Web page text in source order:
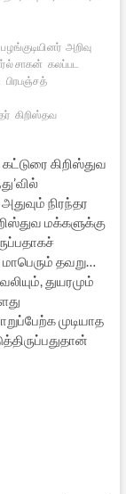
அறிவு
சாகன் கலப்பட
பிரபஞ்சத்
கிறிஸ்தவ
கிறிஸ்துவ
நிரந்தர
மக்களுக்கு
தவறு…
துயரமும்
முடியாத